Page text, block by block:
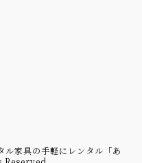
家具の手軽にレンタル「あ